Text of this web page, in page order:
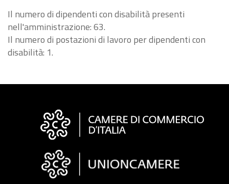
Il numero di dipendenti con disabilità presenti
nell'amministrazione: 63.
Il numero di postazioni di lavoro per dipendenti con
disabilità: 1.
Informazioni
"Fattura